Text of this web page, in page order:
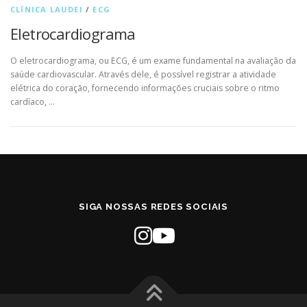
CLÍNICA LAUDEI / ECG
Eletrocardiograma
O eletrocardiograma, ou ECG, é um exame fundamental na avaliação da
saúde cardiovascular. Através dele, é possível registrar a atividade
elétrica do coração, fornecendo informações cruciais sobre o ritmo
cardíaco, …
SIGA NOSSAS REDES SOCIAIS